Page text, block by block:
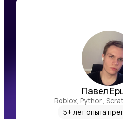
Павел
Roblox, Python,
5+ лет опыта